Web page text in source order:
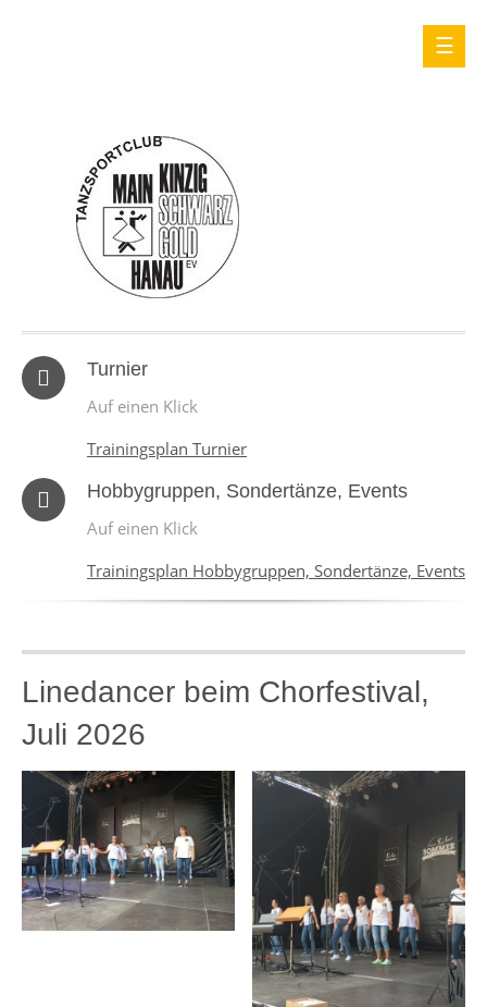
Turnier
Auf einen Klick
Trainingsplan Turnier
Hobbygruppen, Sondertänze, Events
Auf einen Klick
Trainingsplan Hobbygruppen, Sondertänze, Events
Linedancer beim Chorfestival,
Juli 2026